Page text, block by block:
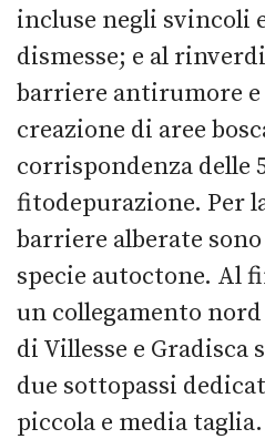
incluse negli svincoli
dismesse; e al
barriere antirumore
creazione di aree
corrispondenza delle
fitodepurazione. Per
barriere alberate
specie autoctone. Al
un collegamento
di Villesse e
due sottopassi
piccola e media